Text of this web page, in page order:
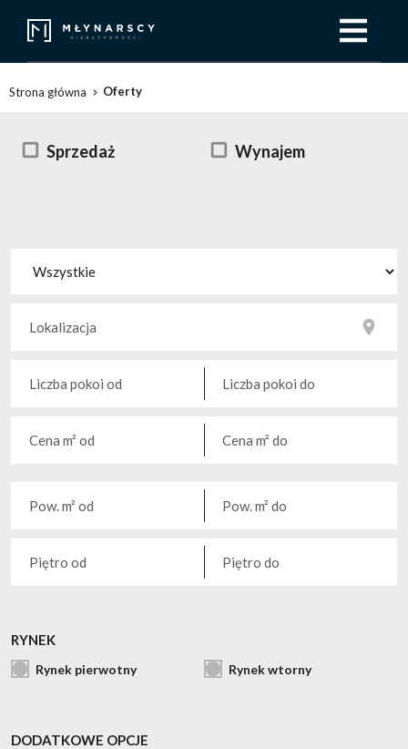
Strona główna Oferty
Sprzedaż Wynajem
RYNEK
Rynek pierwotny Rynek wtorny
DODATKOWE OPCJE